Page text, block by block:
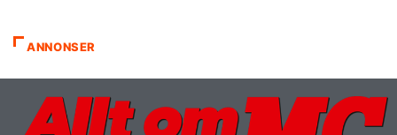
ANNONSER